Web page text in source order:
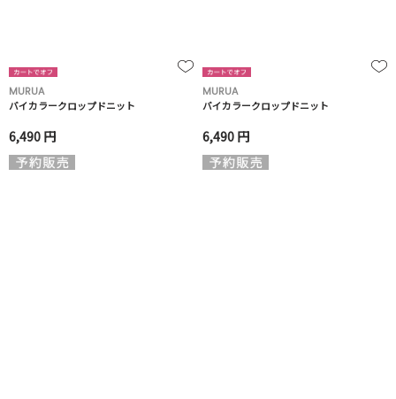
MURUA
バイカラークロップドニット
6,490 円
MURUA
バイカラークロップドニット
6,490 円